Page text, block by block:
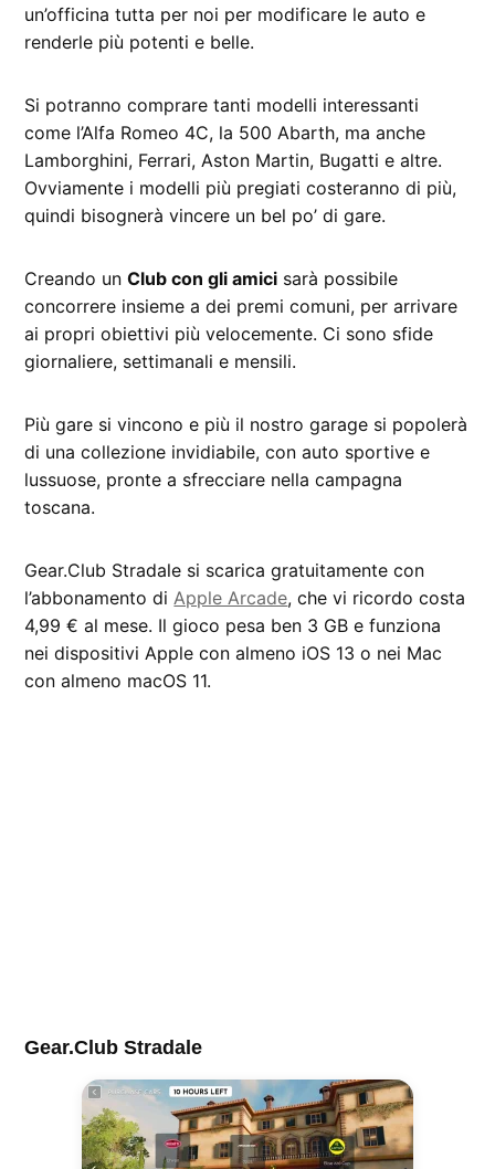
un’officina tutta per noi per modificare le auto e
renderle più potenti e belle.
Si potranno comprare tanti modelli interessanti
come l’Alfa Romeo 4C, la 500 Abarth, ma anche
Lamborghini, Ferrari, Aston Martin, Bugatti e altre.
Ovviamente i modelli più pregiati costeranno di più,
quindi bisognerà vincere un bel po’ di gare.
Creando unClub con gli amici sarà possibile
concorrere insieme a dei premi comuni, per arrivare
ai propri obiettivi più velocemente. Ci sono sfide
giornaliere, settimanali e mensili.
Più gare si vincono e più il nostro garage si popolerà
di una collezione invidiabile, con auto sportive e
lussuose, pronte a sfrecciare nella campagna
toscana.
Gear.Club Stradale si scarica gratuitamente con
l’abbonamento diApple Arcade, che vi ricordo costa
4,99 € al mese. Il gioco pesa ben 3 GB e funziona
nei dispositivi Apple con almeno iOS 13 o nei Mac
con almeno macOS 11.
Gear.Club Stradale